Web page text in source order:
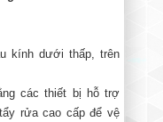
kính dưới thấp, trên
các thiết bị hỗ trợ
rửa cao cấp để vệ